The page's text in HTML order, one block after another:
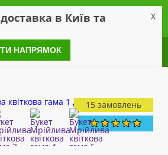
15 замовлень
в Київ та X
НАПРЯМОК